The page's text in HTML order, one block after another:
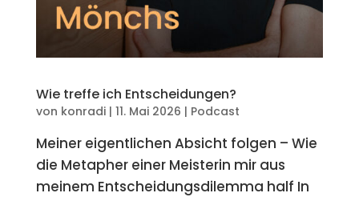
Wie treffe ich Entscheidungen?
von konradi| 11. Mai 2026 | Podcast
Meiner eigentlichen Absicht folgen – Wie
die Metapher einer Meisterin mir aus
meinem Entscheidungsdilemma half In